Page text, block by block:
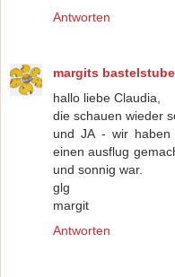
Antworten
margits bastelstube
hallo liebe Claudia,
die schauen wieder
und JA - wir
einen ausflug
und sonnig war.
glg
margit
Antworten